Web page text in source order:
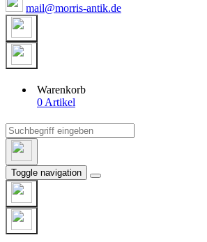
mail@morris-antik.de
Warenkorb
0 Artikel
Toggle navigation